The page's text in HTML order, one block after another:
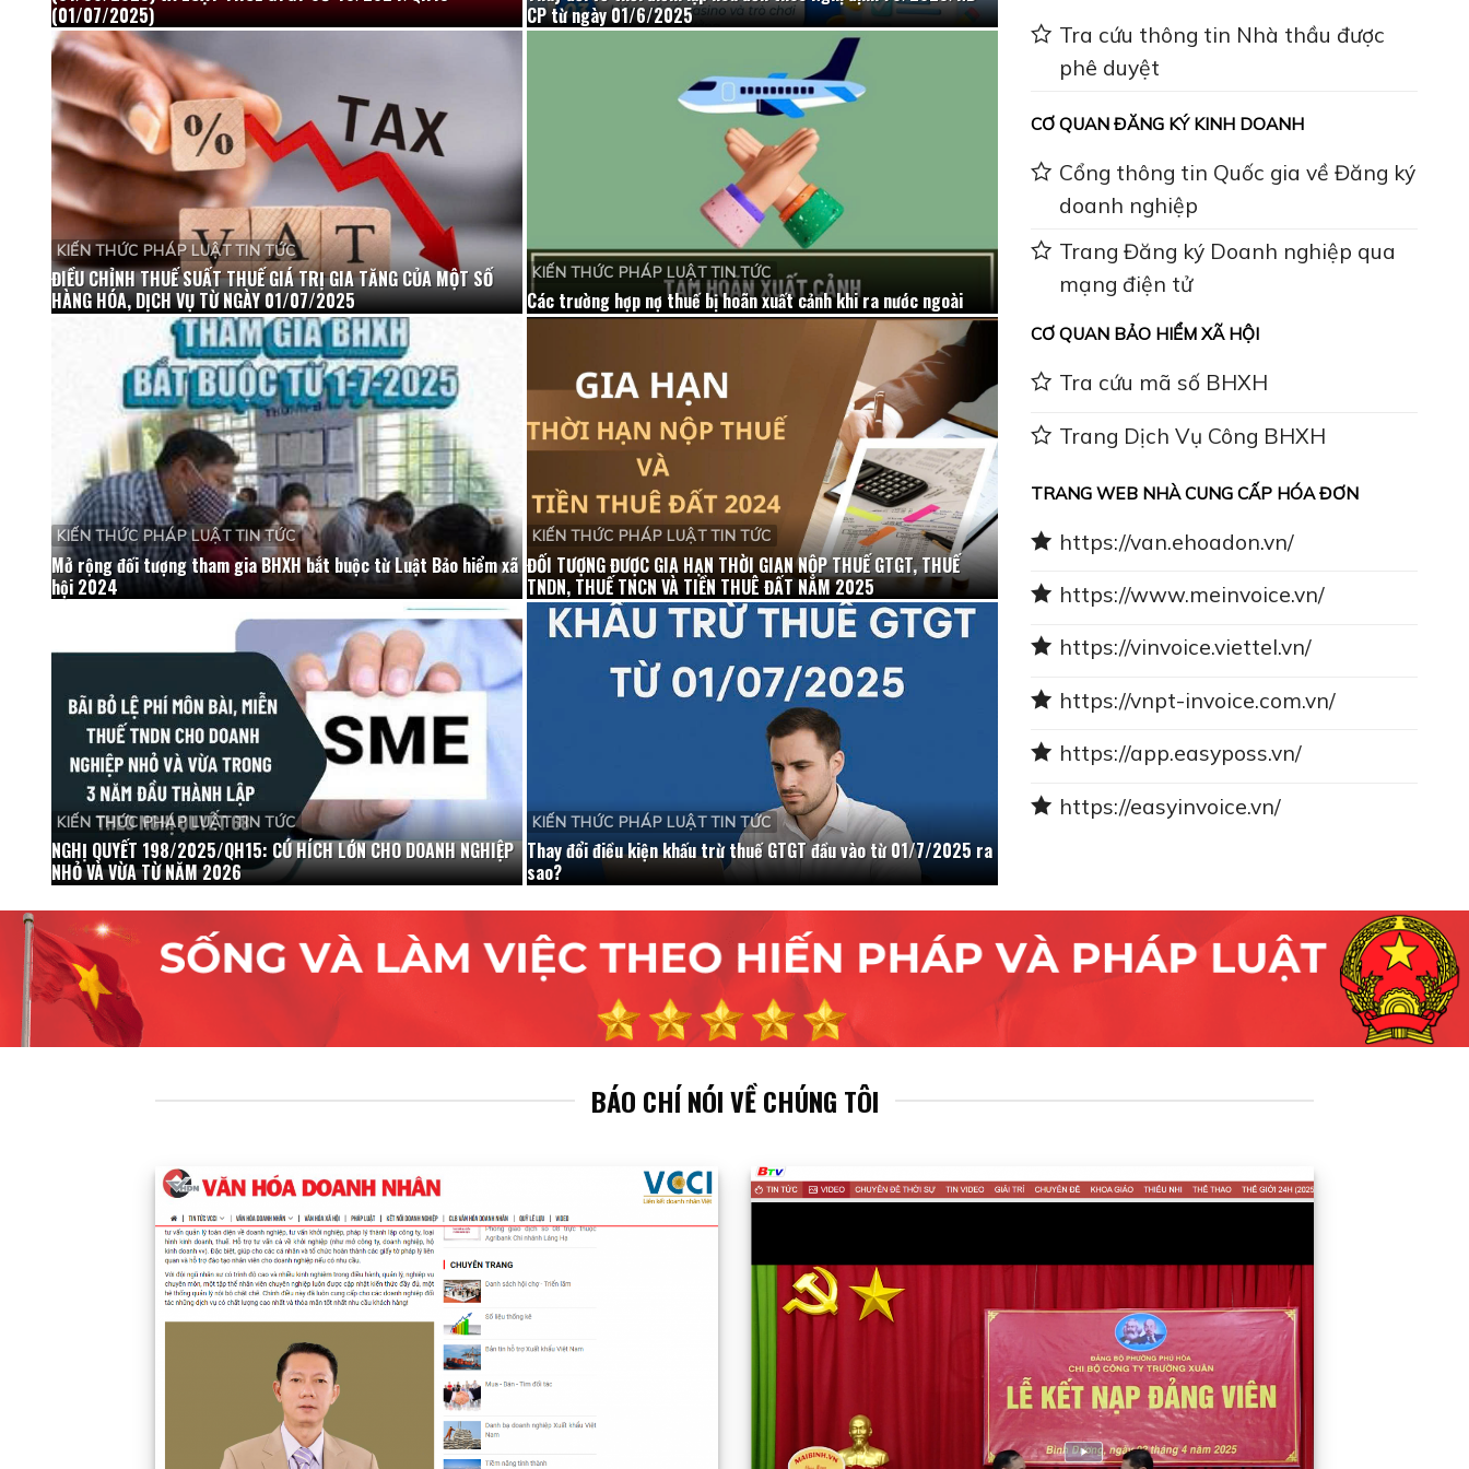
(01/07/2025)
CP từ ngày 01/6/2025
KIẾN THỨC PHÁP LUẬT TIN TỨC
ĐIỀU CHỈNH THUẾ SUẤT THUẾ GIÁ TRỊ GIA TĂNG CỦA MỘT SỐ
HÀNG HÓA, DỊCH VỤ TỪ NGÀY 01/07/2025
KIẾN THỨC PHÁP LUẬT TIN TỨC
Các trường hợp nợ thuế bị hoãn xuất cảnh khi ra nước ngoài
KIẾN THỨC PHÁP LUẬT TIN TỨC
Mở rộng đối tượng tham gia BHXH bắt buộc từ Luật Bảo hiểm xã
hội 2024
KIẾN THỨC PHÁP LUẬT TIN TỨC
ĐỐI TƯỢNG ĐƯỢC GIA HẠN THỜI GIAN NỘP THUẾ GTGT, THUẾ
TNDN, THUẾ TNCN VÀ TIỀN THUÊ ĐẤT NĂM 2025
KIẾN THỨC PHÁP LUẬT TIN TỨC
NGHỊ QUYẾT 198/2025/QH15: CÚ HÍCH LỚN CHO DOANH NGHIỆP
NHỎ VÀ VỪA TỪ NĂM 2026
KIẾN THỨC PHÁP LUẬT TIN TỨC
Thay đổi điều kiện khấu trừ thuế GTGT đầu vào từ 01/7/2025 ra
sao?
Tra cứu thông tin Nhà thầu được
phê duyệt
CƠ QUAN ĐĂNG KÝ KINH DOANH
Cổng thông tin Quốc gia về Đăng ký
doanh nghiệp
Trang Đăng ký Doanh nghiệp qua
mạng điện tử
CƠ QUAN BẢO HIỂM XÃ HỘI
Tra cứu mã số BHXH
Trang Dịch Vụ Công BHXH
TRANG WEB NHÀ CUNG CẤP HÓA ĐƠN
https://van.ehoadon.vn/
https://www.meinvoice.vn/
https://vinvoice.viettel.vn/
https://vnpt-invoice.com.vn/
https://app.easyposs.vn/
https://easyinvoice.vn/
BÁO CHÍ NÓI VỀ CHÚNG TÔI